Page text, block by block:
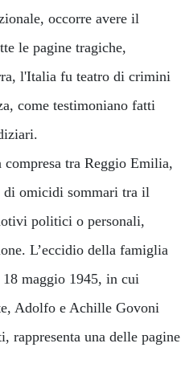
occorre avere il
le pagine tragiche,
l'Italia fu teatro di crimini
come testimoniano fatti
tra Reggio Emilia,
omicidi sommari tra il
politici o personali,
L’eccidio della famiglia
maggio 1945, in cui
Adolfo e Achille Govoni
rappresenta una delle pagine